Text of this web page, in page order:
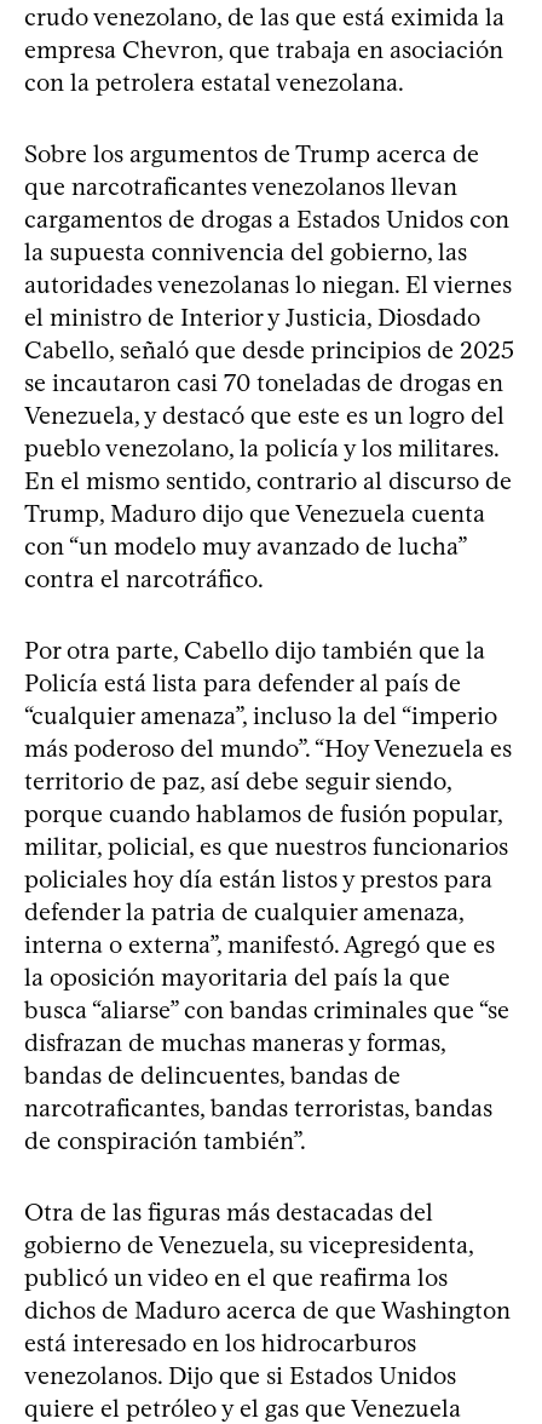
crudo venezolano, de las que está eximida la
empresa Chevron, que trabaja en asociación
con la petrolera estatal venezolana.
Sobre los argumentos de Trump acerca de
que narcotraficantes venezolanos llevan
cargamentos de drogas a Estados Unidos con
la supuesta connivencia del gobierno, las
autoridades venezolanas lo niegan. El viernes
el ministro de Interior y Justicia, Diosdado
Cabello, señaló que desde principios de 2025
se incautaron casi 70 toneladas de drogas en
Venezuela, y destacó que este es un logro del
pueblo venezolano, la policía y los militares.
En el mismo sentido, contrario al discurso de
Trump, Maduro dijo que Venezuela cuenta
con “un modelo muy avanzado de lucha”
contra el narcotráfico.
Por otra parte, Cabello dijo también que la
Policía está lista para defender al país de
“cualquier amenaza”, incluso la del “imperio
más poderoso del mundo”. “Hoy Venezuela es
territorio de paz, así debe seguir siendo,
porque cuando hablamos de fusión popular,
militar, policial, es que nuestros funcionarios
policiales hoy día están listos y prestos para
defender la patria de cualquier amenaza,
interna o externa”, manifestó. Agregó que es
la oposición mayoritaria del país la que
busca “aliarse” con bandas criminales que “se
disfrazan de muchas maneras y formas,
bandas de delincuentes, bandas de
narcotraficantes, bandas terroristas, bandas
de conspiración también”.
Otra de las figuras más destacadas del
gobierno de Venezuela, su vicepresidenta,
publicó un video en el que reafirma los
dichos de Maduro acerca de que Washington
está interesado en los hidrocarburos
venezolanos. Dijo que si Estados Unidos
quiere el petróleo y el gas que Venezuela